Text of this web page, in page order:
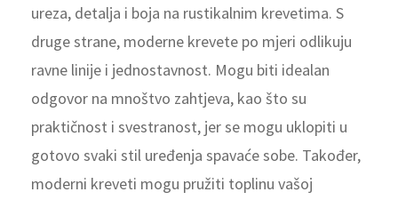
ureza, detalja i boja na rustikalnim krevetima. S
druge strane, moderne krevete po mjeri odlikuju
ravne linije i jednostavnost. Mogu biti idealan
odgovor na mnoštvo zahtjeva, kao što su
praktičnost i svestranost, jer se mogu uklopiti u
gotovo svaki stil uređenja spavaće sobe. Također,
moderni kreveti mogu pružiti toplinu vašoj